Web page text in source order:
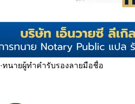
·ทนายผู้ทำคำรับรองลายมือชื่อ